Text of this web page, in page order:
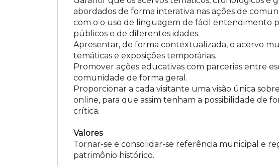
abordados de forma interativa nas ações de
com o o uso de linguagem de fácil entendimento
públicos e de diferentes idades.
Apresentar, de forma contextualizada, o acervo
temáticas e exposições temporárias.
Promover ações educativas com parcerias entre
comunidade de forma geral.
Proporcionar a cada visitante uma visão única
online, para que assim tenham a possibilidade de
crítica.
Valores
Tornar-se e consolidar-se referência municipal e
patrimônio histórico.